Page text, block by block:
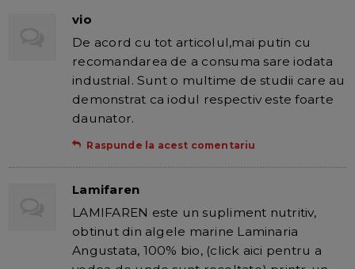
vio
De acord cu tot articolul,mai putin cu
recomandarea de a consuma sare iodata
industrial. Sunt o multime de studii care au
demonstrat ca iodul respectiv este foarte
daunator.
Raspunde la acest comentariu
Lamifaren
LAMIFAREN este un supliment nutritiv,
obtinut din algele marine Laminaria
Angustata, 100% bio, (click aici pentru a